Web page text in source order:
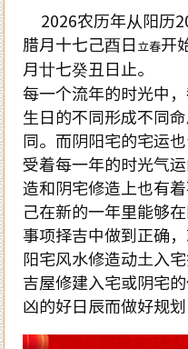
2026农历年从阳历
腊月十七己酉日 立春开
月廿七癸丑日止。
每一个流年的时光中
生日的不同形成不同
同。而阴阳宅的宅运
受着每一年的时光气
造和阴宅修造上也有
己在新的一年里能够
事项择吉中做到正确
阳宅风水修造动土入
吉屋修建入宅或阴宅
凶的好日辰而做好规